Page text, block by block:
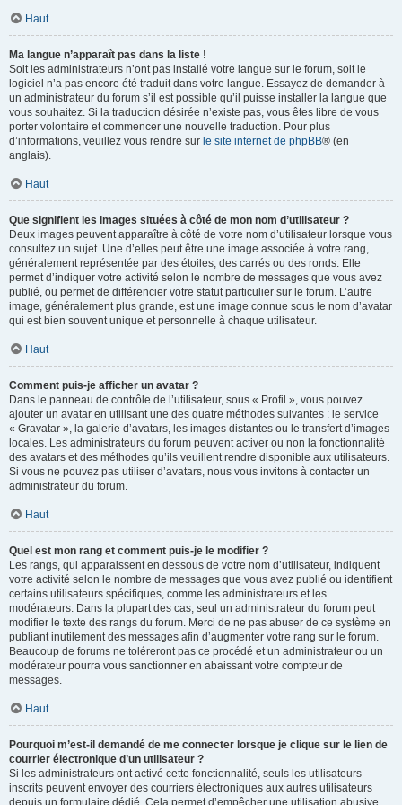
Haut
Ma langue n’apparaît pas dans la liste !
Soit les administrateurs n’ont pas installé votre langue sur le forum, soit le
logiciel n’a pas encore été traduit dans votre langue. Essayez de demander à
un administrateur du forum s’il est possible qu’il puisse installer la langue que
vous souhaitez. Si la traduction désirée n’existe pas, vous êtes libre de vous
porter volontaire et commencer une nouvelle traduction. Pour plus
d’informations, veuillez vous rendre sur le site internet de phpBB® (en
anglais).
Haut
Que signifient les images situées à côté de mon nom d’utilisateur ?
Deux images peuvent apparaître à côté de votre nom d’utilisateur lorsque vous
consultez un sujet. Une d’elles peut être une image associée à votre rang,
généralement représentée par des étoiles, des carrés ou des ronds. Elle
permet d’indiquer votre activité selon le nombre de messages que vous avez
publié, ou permet de différencier votre statut particulier sur le forum. L’autre
image, généralement plus grande, est une image connue sous le nom d’avatar
qui est bien souvent unique et personnelle à chaque utilisateur.
Haut
Comment puis-je afficher un avatar ?
Dans le panneau de contrôle de l’utilisateur, sous « Profil », vous pouvez
ajouter un avatar en utilisant une des quatre méthodes suivantes : le service
« Gravatar », la galerie d’avatars, les images distantes ou le transfert d’images
locales. Les administrateurs du forum peuvent activer ou non la fonctionnalité
des avatars et des méthodes qu’ils veuillent rendre disponible aux utilisateurs.
Si vous ne pouvez pas utiliser d’avatars, nous vous invitons à contacter un
administrateur du forum.
Haut
Quel est mon rang et comment puis-je le modifier ?
Les rangs, qui apparaissent en dessous de votre nom d’utilisateur, indiquent
votre activité selon le nombre de messages que vous avez publié ou identifient
certains utilisateurs spécifiques, comme les administrateurs et les
modérateurs. Dans la plupart des cas, seul un administrateur du forum peut
modifier le texte des rangs du forum. Merci de ne pas abuser de ce système en
publiant inutilement des messages afin d’augmenter votre rang sur le forum.
Beaucoup de forums ne toléreront pas ce procédé et un administrateur ou un
modérateur pourra vous sanctionner en abaissant votre compteur de
messages.
Haut
Pourquoi m’est-il demandé de me connecter lorsque je clique sur le lien de
courrier électronique d’un utilisateur ?
Si les administrateurs ont activé cette fonctionnalité, seuls les utilisateurs
inscrits peuvent envoyer des courriers électroniques aux autres utilisateurs
depuis un formulaire dédié. Cela permet d’empêcher une utilisation abusive